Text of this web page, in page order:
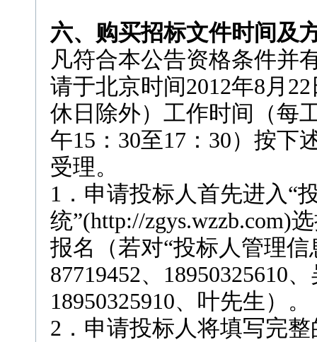
六、购买招标文件时间及
凡符合本公告资格条件并
请于北京时间2012年8月
休日除外）工作时间（每
午15：30至17：30）按下
受理。
1．申请投标人首先进入“
统”(http://zgys.wzzb.com)
报名（若对“投标人管理
87719452、18950325610
18950325910、叶先生）。
2．申请投标人将填写完